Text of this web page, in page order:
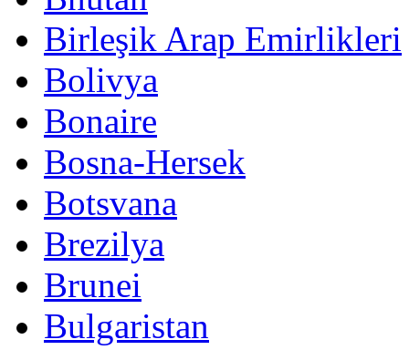
Birleşik Arap Emirlikleri
Bolivya
Bonaire
Bosna-Hersek
Botsvana
Brezilya
Brunei
Bulgaristan